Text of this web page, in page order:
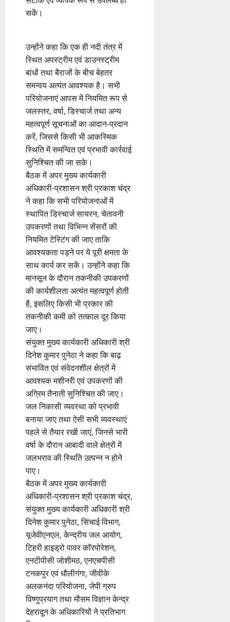
सकें।
उन्होंने कहा कि एक ही नदी तंत्र में
स्थित अपस्ट्रीम एवं डाउनस्ट्रीम
बांधों तथा बैराजों के बीच बेहतर
समन्वय अत्यंत आवश्यक है। सभी
परियोजनाएं आपस में नियमित रूप से
जलस्तर, वर्षा, डिस्चार्ज तथा अन्य
महत्वपूर्ण सूचनाओं का आदान-प्रदान
करें, जिससे किसी भी आकस्मिक
स्थिति में समन्वित एवं प्रभावी कार्रवाई
सुनिश्चित की जा सके।
बैठक में अपर मुख्य कार्यकारी
अधिकारी-प्रशासन श्री प्रकाश चंद्र
ने कहा कि सभी परियोजनाओं में
स्थापित डिस्चार्ज सायरन, चेतावनी
उपकरणों तथा विभिन्न सेंसरों की
नियमित टेस्टिंग की जाए ताकि
आवश्यकता पड़ने पर ये पूरी क्षमता के
साथ कार्य कर सकें। उन्होंने कहा कि
मानसून के दौरान तकनीकी उपकरणों
की कार्यशीलता अत्यंत महत्वपूर्ण होती
है, इसलिए किसी भी प्रकार की
तकनीकी कमी को तत्काल दूर किया
जाए।
संयुक्त मुख्य कार्यकारी अधिकारी श्री
दिनेश कुमार पुनेठा ने कहा कि बाढ़
संभावित एवं संवेदनशील क्षेत्रों में
आवश्यक मशीनरी एवं उपकरणों की
अग्रिम तैनाती सुनिश्चित की जाए।
जल निकासी व्यवस्था को प्रभावी
बनाया जाए तथा ऐसी सभी व्यवस्थाएं
पहले से तैयार रखी जाएं, जिनसे भारी
वर्षा के दौरान आबादी वाले क्षेत्रों में
जलभराव की स्थिति उत्पन्न न होने
पाए।
बैठक में अपर मुख्य कार्यकारी
अधिकारी-प्रशासन श्री प्रकाश चंद्र,
संयुक्त मुख्य कार्यकारी अधिकारी श्री
दिनेश कुमार पुनेठा, सिंचाई विभाग,
यूजेवीएनएल, केन्द्रीय जल आयोग,
टिहरी हाइड्रो पावर कॉरपोरेशन,
एनटीपीसी जोशीमठ, एनएचपीसी
टनकपुर एवं धौलीगंगा, जीवीके
अलकनंदा परियोजना, जेपी ग्रुप
विष्णुप्रयाग तथा मौसम विज्ञान केन्द्र
देहरादून के अधिकारियों ने प्रतिभाग